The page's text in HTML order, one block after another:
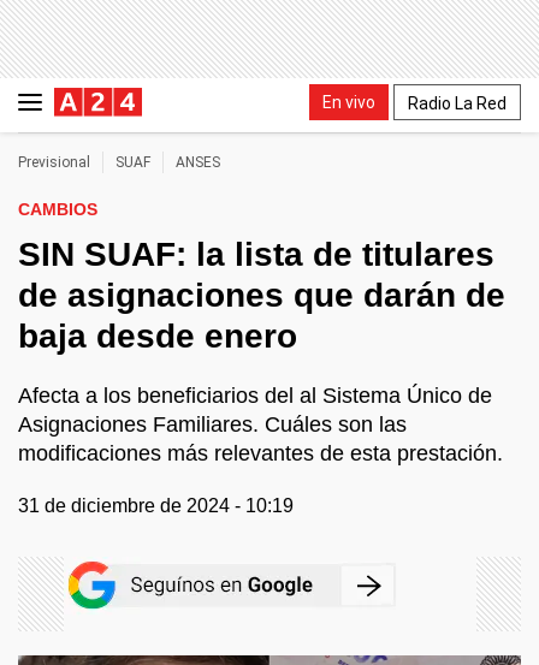
En vivo Radio La Red
Previsional SUAF ANSES
CAMBIOS
SIN SUAF: la lista de titulares
de asignaciones que darán de
baja desde enero
Afecta a los beneficiarios del al Sistema Único de
Asignaciones Familiares. Cuáles son las
modificaciones más relevantes de esta prestación.
31 de diciembre de 2024 - 10:19